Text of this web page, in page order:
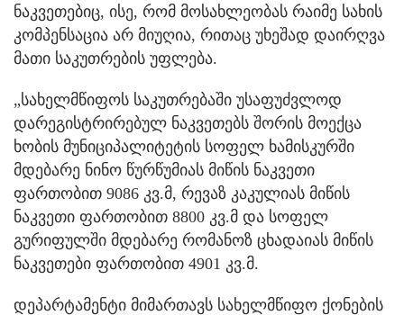
ნაკვეთებიც, ისე, რომ მოსახლეობას რაიმე სახის
კომპენსაცია არ მიუღია, რითაც უხეშად დაირღვა
მათი საკუთრების უფლება.
„სახელმწიფოს საკუთრებაში უსაფუძვლოდ
დარეგისტრირებულ ნაკვეთებს შორის მოექცა
ხობის მუნიციპალიტეტის სოფელ ხამისკურში
მდებარე ნინო წურწუმიას მიწის ნაკვეთი
ფართობით 9086 კვ.მ, რევაზ კაკულიას მიწის
ნაკვეთი ფართობით 8800 კვ.მ და სოფელ
გურიფულში მდებარე რომანოზ ცხადაიას მიწის
ნაკვეთები ფართობით 4901 კვ.მ.
დეპარტამენტი მიმართავს სახელმწიფო ქონების